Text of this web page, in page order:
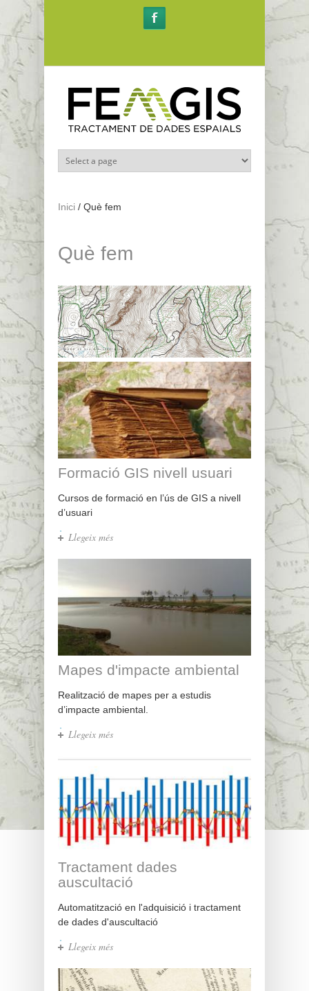
Vés al contingut
Inici / Què fem
Què fem
Formació GIS nivell usuari
Cursos de formació en l’ús de GIS a nivell
d’usuari
Llegeix més
Mapes d'impacte ambiental
Realització de mapes per a estudis
d’impacte ambiental.
Llegeix més
Tractament dades
auscultació
Automatització en l'adquisició i tractament
de dades d'auscultació
Llegeix més